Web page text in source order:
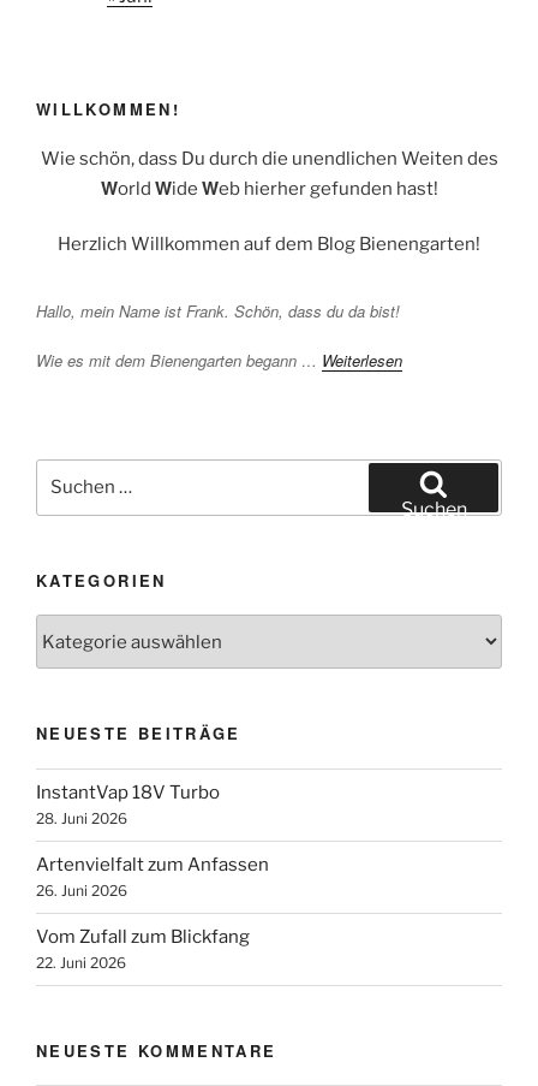
WILLKOMMEN!
Wie schön, dass Du durch die unendlichen Weiten des
World Wide Web hierher gefunden hast!
Herzlich Willkommen auf dem Blog Bienengarten!
Hallo, mein Name ist Frank. Schön, dass du da bist!
Wie es mit dem Bienengarten begann … Weiterlesen
Suchen
nach:
Suchen
KATEGORIEN
NEUESTE BEITRÄGE
InstantVap 18V Turbo
28. Juni 2026
Artenvielfalt zum Anfassen
26. Juni 2026
Vom Zufall zum Blickfang
22. Juni 2026
NEUESTE KOMMENTARE